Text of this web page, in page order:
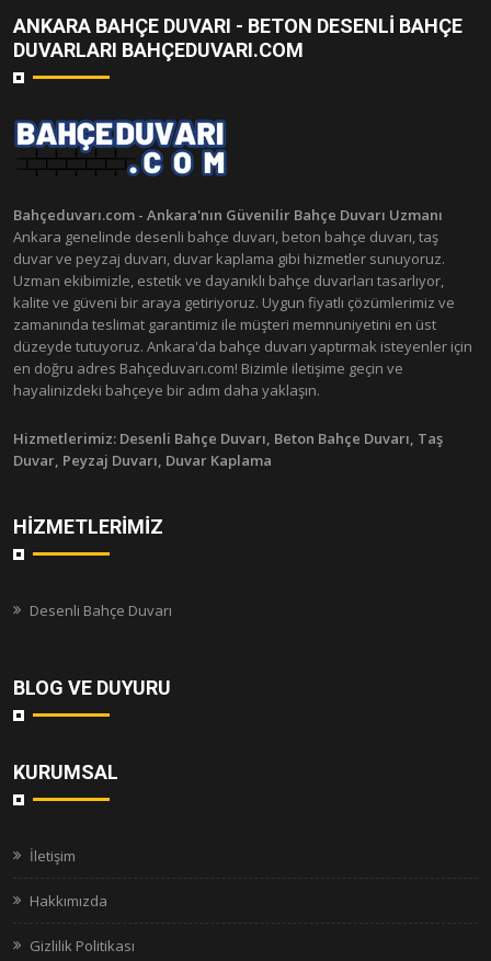
ANKARA BAHÇE DUVARI - BETON DESENLI BAHÇE
DUVARLARI BAHÇEDUVARI.COM
Bahçeduvarı.com - Ankara'nın Güvenilir Bahçe Duvarı Uzmanı
Ankara genelinde desenli bahçe duvarı, beton bahçe duvarı, taş
duvar ve peyzaj duvarı, duvar kaplama gibi hizmetler sunuyoruz.
Uzman ekibimizle, estetik ve dayanıklı bahçe duvarları tasarlıyor,
kalite ve güveni bir araya getiriyoruz. Uygun fiyatlı çözümlerimiz ve
zamanında teslimat garantimiz ile müşteri memnuniyetini en üst
düzeyde tutuyoruz. Ankara'da bahçe duvarı yaptırmak isteyenler için
en doğru adres Bahçeduvarı.com! Bizimle iletişime geçin ve
hayalinizdeki bahçeye bir adım daha yaklaşın.
Hizmetlerimiz: Desenli Bahçe Duvarı, Beton Bahçe Duvarı, Taş
Duvar, Peyzaj Duvarı, Duvar Kaplama
HIZMETLERIMIZ
Desenli Bahçe Duvarı
BLOG VE DUYURU
KURUMSAL
İletişim
Hakkımızda
Gizlilik Politikası